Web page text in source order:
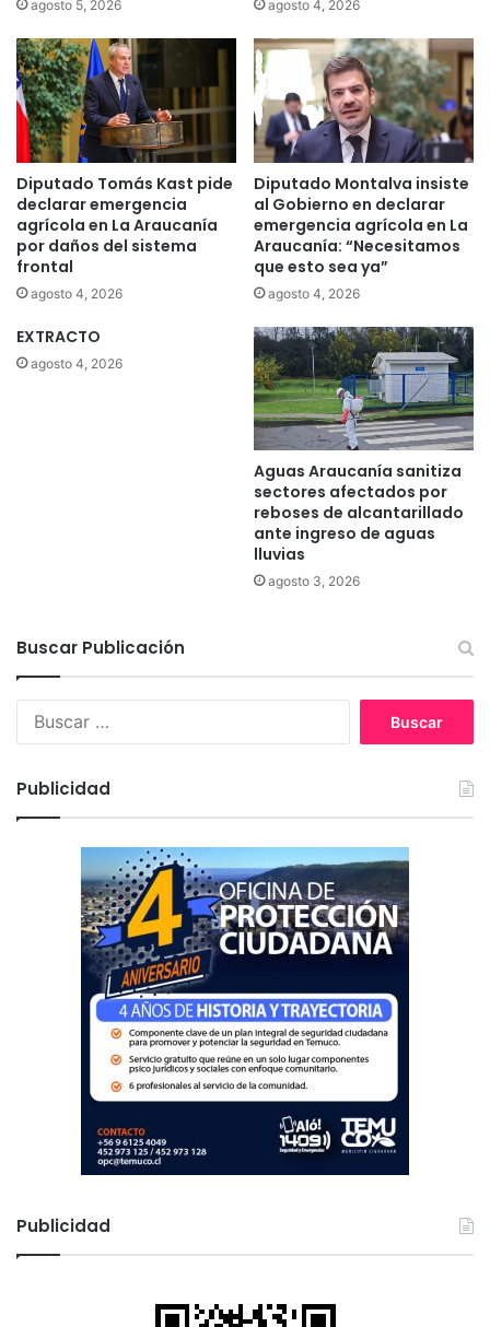
agosto 5, 2026 agosto 4, 2026
Diputado Tomás Kast pide
declarar emergencia
agrícola en La Araucanía
por daños del sistema
frontal
agosto 4, 2026
Diputado Montalva insiste
al Gobierno en declarar
emergencia agrícola en La
Araucanía: “Necesitamos
que esto sea ya”
agosto 4, 2026
EXTRACTO
agosto 4, 2026
Aguas Araucanía sanitiza
sectores afectados por
reboses de alcantarillado
ante ingreso de aguas
lluvias
agosto 3, 2026
Buscar Publicación
:
Publicidad
Publicidad